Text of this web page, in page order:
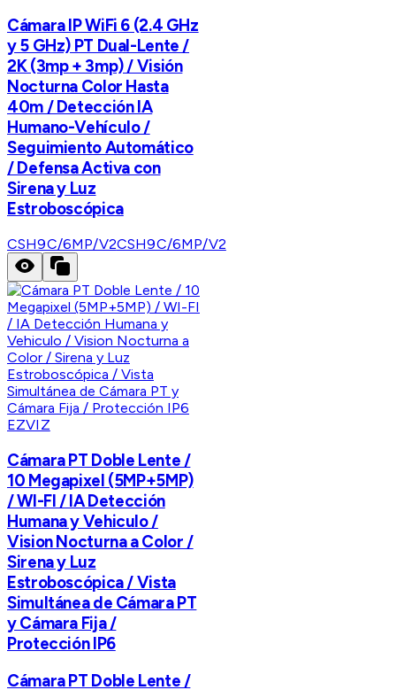
Cámara IP WiFi 6 (2.4 GHz
y 5 GHz) PT Dual-Lente /
2K (3mp + 3mp) / Visión
Nocturna Color Hasta
40m / Detección IA
Humano-Vehículo /
Seguimiento Automático
/ Defensa Activa con
Sirena y Luz
Estroboscópica
CSH9C/6MP/V2CSH9C/6MP/V2
EZVIZ
Cámara PT Doble Lente /
10 Megapixel (5MP+5MP)
/ WI-FI / IA Detección
Humana y Vehiculo /
Vision Nocturna a Color /
Sirena y Luz
Estroboscópica / Vista
Simultánea de Cámara PT
y Cámara Fija /
Protección IP6
Cámara PT Doble Lente /